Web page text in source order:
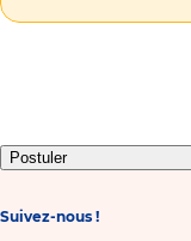
Postuler
Suivez-nous !